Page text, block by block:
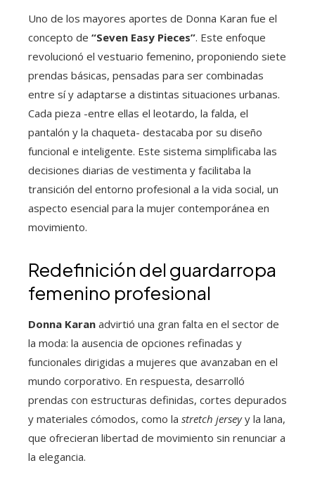
Uno de los mayores aportes de Donna Karan fue el
concepto de “Seven Easy Pieces”. Este enfoque
revolucionó el vestuario femenino, proponiendo siete
prendas básicas, pensadas para ser combinadas
entre sí y adaptarse a distintas situaciones urbanas.
Cada pieza -entre ellas el leotardo, la falda, el
pantalón y la chaqueta- destacaba por su diseño
funcional e inteligente. Este sistema simplificaba las
decisiones diarias de vestimenta y facilitaba la
transición del entorno profesional a la vida social, un
aspecto esencial para la mujer contemporánea en
movimiento.
Redefinición del guardarropa
femenino profesional
Donna Karan advirtió una gran falta en el sector de
la moda: la ausencia de opciones refinadas y
funcionales dirigidas a mujeres que avanzaban en el
mundo corporativo. En respuesta, desarrolló
prendas con estructuras definidas, cortes depurados
y materiales cómodos, como la stretch jerseyy la lana,
que ofrecieran libertad de movimiento sin renunciar a
la elegancia.